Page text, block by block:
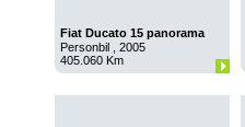
Fiat Ducato 15 panorama
Personbil , 2005
405.060 Km